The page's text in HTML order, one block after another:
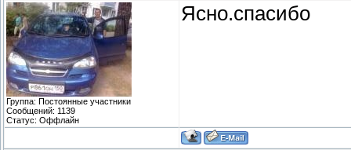
Группа: Постоянные участники
Сообщений: 1139
Статус: Оффлайн
Ясно.спасибо